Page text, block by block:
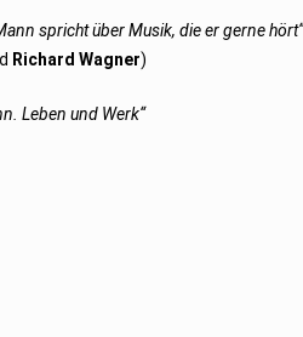
spricht über Musik, die er gerne
Richard Wagner)
Leben und Werk“